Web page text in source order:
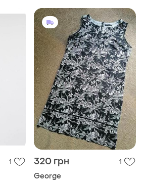
1
320 грн 1
George